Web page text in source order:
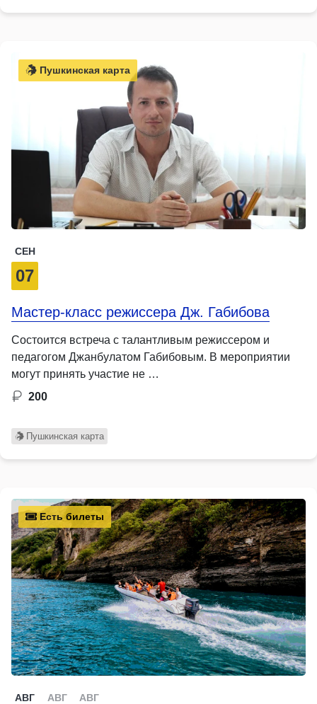
Пушкинская карта
СЕН
07
Мастер-класс режиссера Дж. Габибова
Состоится встреча с талантливым режиссером и
педагогом Джанбулатом Габибовым. В мероприятии
могут принять участие не …
200
Пушкинская карта
Есть билеты
АВГ АВГ АВГ